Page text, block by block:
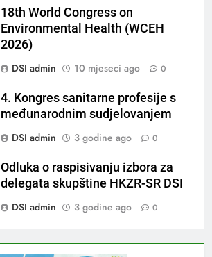
18th World Congress on
Environmental Health (WCEH
2026)
DSI admin
10 mjeseci ago 0
4. Kongres sanitarne profesije s
međunarodnim sudjelovanjem
DSI admin
3 godine ago 0
Odluka o raspisivanju izbora za
delegata skupštine HKZR-SR DSI
DSI admin
3 godine ago 0